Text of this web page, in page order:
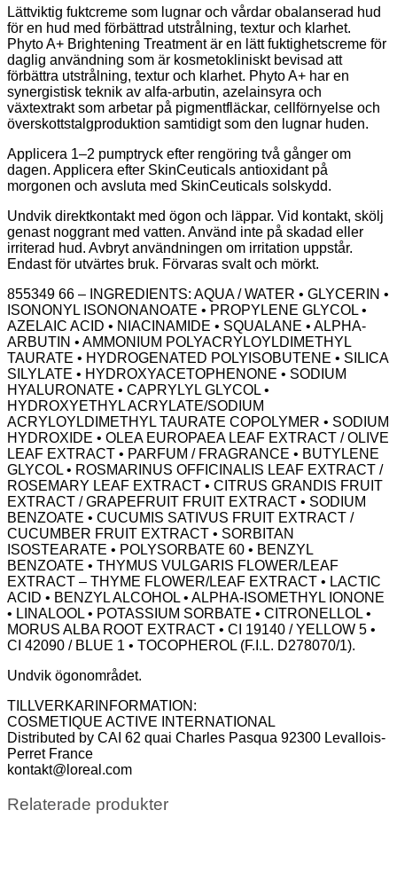
Lättviktig fuktcreme som lugnar och vårdar obalanserad hud
för en hud med förbättrad utstrålning, textur och klarhet.
Phyto A+ Brightening Treatment är en lätt fuktighetscreme för
daglig användning som är kosmetokliniskt bevisad att
förbättra utstrålning, textur och klarhet. Phyto A+ har en
synergistisk teknik av alfa-arbutin, azelainsyra och
växtextrakt som arbetar på pigmentfläckar, cellförnyelse och
överskottstalgproduktion samtidigt som den lugnar huden.
Applicera 1–2 pumptryck efter rengöring två gånger om
dagen. Applicera efter SkinCeuticals antioxidant på
morgonen och avsluta med SkinCeuticals solskydd.
Undvik direktkontakt med ögon och läppar. Vid kontakt, skölj
genast noggrant med vatten. Använd inte på skadad eller
irriterad hud. Avbryt användningen om irritation uppstår.
Endast för utvärtes bruk. Förvaras svalt och mörkt.
855349 66 – INGREDIENTS: AQUA / WATER • GLYCERIN •
ISONONYL ISONONANOATE • PROPYLENE GLYCOL •
AZELAIC ACID • NIACINAMIDE • SQUALANE • ALPHA-
ARBUTIN • AMMONIUM POLYACRYLOYLDIMETHYL
TAURATE • HYDROGENATED POLYISOBUTENE • SILICA
SILYLATE • HYDROXYACETOPHENONE • SODIUM
HYALURONATE • CAPRYLYL GLYCOL •
HYDROXYETHYL ACRYLATE/SODIUM
ACRYLOYLDIMETHYL TAURATE COPOLYMER • SODIUM
HYDROXIDE • OLEA EUROPAEA LEAF EXTRACT / OLIVE
LEAF EXTRACT • PARFUM / FRAGRANCE • BUTYLENE
GLYCOL • ROSMARINUS OFFICINALIS LEAF EXTRACT /
ROSEMARY LEAF EXTRACT • CITRUS GRANDIS FRUIT
EXTRACT / GRAPEFRUIT FRUIT EXTRACT • SODIUM
BENZOATE • CUCUMIS SATIVUS FRUIT EXTRACT /
CUCUMBER FRUIT EXTRACT • SORBITAN
ISOSTEARATE • POLYSORBATE 60 • BENZYL
BENZOATE • THYMUS VULGARIS FLOWER/LEAF
EXTRACT – THYME FLOWER/LEAF EXTRACT • LACTIC
ACID • BENZYL ALCOHOL • ALPHA-ISOMETHYL IONONE
• LINALOOL • POTASSIUM SORBATE • CITRONELLOL •
MORUS ALBA ROOT EXTRACT • CI 19140 / YELLOW 5 •
CI 42090 / BLUE 1 • TOCOPHEROL (F.I.L. D278070/1).
Undvik ögonområdet.
TILLVERKARINFORMATION​:
COSMETIQUE ACTIVE INTERNATIONAL​
Distributed by CAI 62 quai Charles Pasqua 92300 Levallois-
Perret France​
kontakt@loreal.com
Relaterade produkter